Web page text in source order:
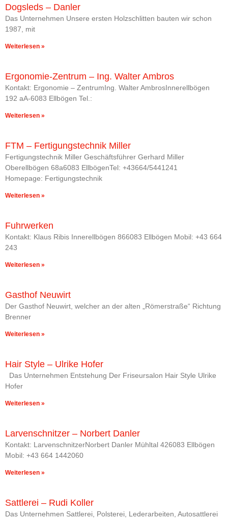
Dogsleds – Danler
Das Unternehmen Unsere ersten Holzschlitten bauten wir schon
1987, mit
Weiterlesen »
Ergonomie-Zentrum – Ing. Walter Ambros
Kontakt: Ergonomie – ZentrumIng. Walter AmbrosInnerellbögen
192 aA-6083 Ellbögen Tel.:
Weiterlesen »
FTM – Fertigungstechnik Miller
Fertigungstechnik Miller Geschäftsführer Gerhard Miller
Oberellbögen 68a6083 EllbögenTel: +43664/5441241
Homepage: Fertigungstechnik
Weiterlesen »
Fuhrwerken
Kontakt: Klaus Ribis Innerellbögen 866083 Ellbögen Mobil: +43 664
243
Weiterlesen »
Gasthof Neuwirt
Der Gasthof Neuwirt, welcher an der alten „Römerstraße“ Richtung
Brenner
Weiterlesen »
Hair Style – Ulrike Hofer
Das Unternehmen Entstehung Der Friseursalon Hair Style Ulrike
Hofer
Weiterlesen »
Larvenschnitzer – Norbert Danler
Kontakt: LarvenschnitzerNorbert Danler Mühltal 426083 Ellbögen
Mobil: +43 664 1442060
Weiterlesen »
Sattlerei – Rudi Koller
Das Unternehmen Sattlerei, Polsterei, Lederarbeiten, Autosattlerei